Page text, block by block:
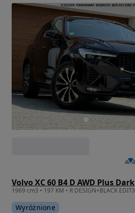
Volvo XC 60 B4 D AWD Plus Dark
Wyróżnione